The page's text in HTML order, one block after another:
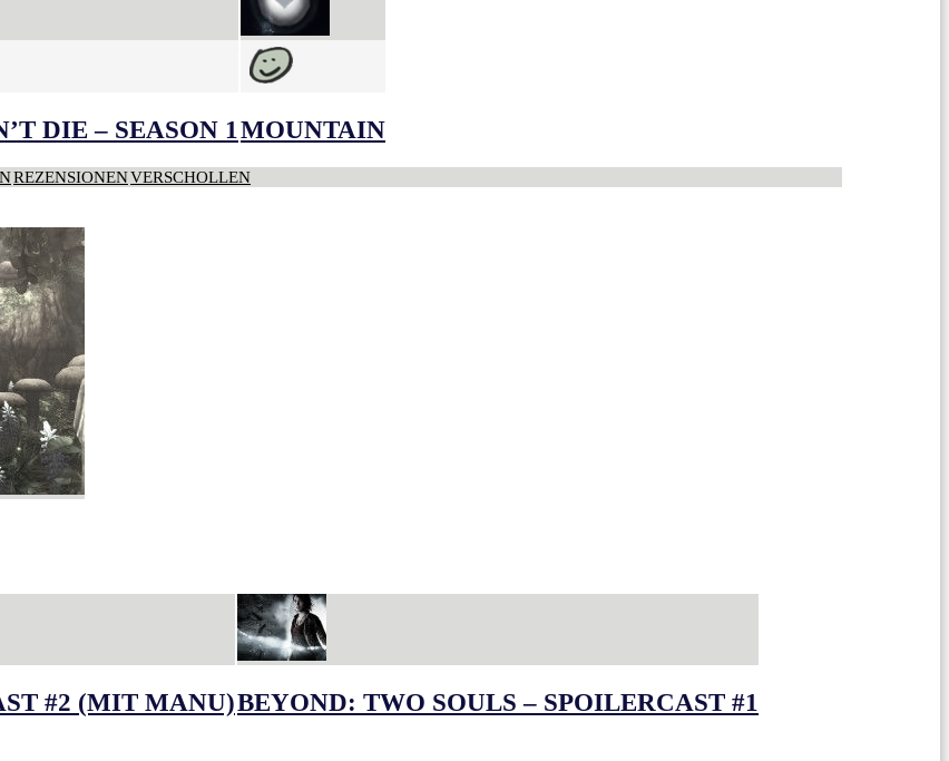
DIE – SEASON 1MOUNTAIN
REZENSIONENVERSCHOLLEN
#2 (MIT MANU)BEYOND: TWO SOULS – SPOILERCAST #1